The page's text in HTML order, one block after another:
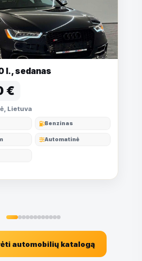
l., sedanas
€
Lietuva
Benzinas
Automatinė
automobilių katalogą